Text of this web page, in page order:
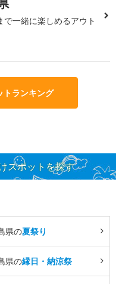
で一緒に楽しめるアウト
トランキング
スポットを探す
県の夏祭り
県の縁日・納涼祭